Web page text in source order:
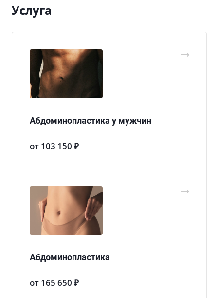
Услуга
Абдоминопластика у мужчин
от 103 150 ₽
Абдоминопластика
от 165 650 ₽